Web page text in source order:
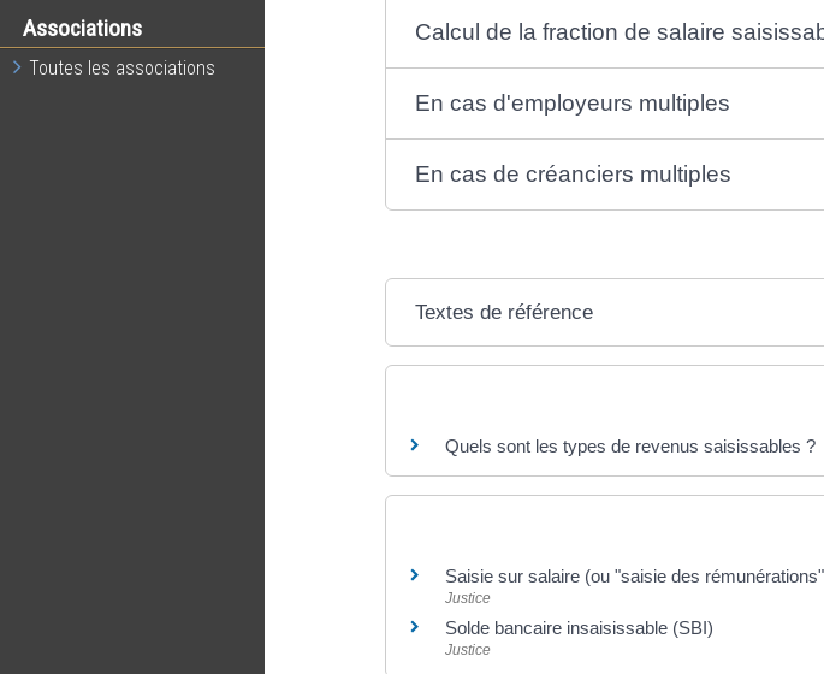
Associations
Toutes les associations
Calcul de la fraction de salaire
En cas d'employeurs multiples
En cas de créanciers multiples
Textes de référence
Quels sont les types de revenus saisissables ?
Saisie sur salaire (ou "saisie des
Justice
Solde bancaire insaisissable (SBI)
Justice